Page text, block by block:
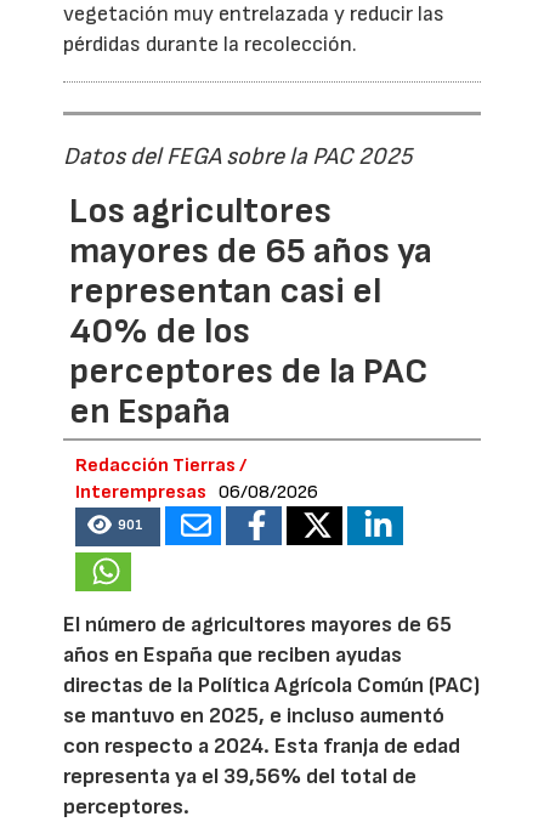
vegetación muy entrelazada y reducir las
pérdidas durante la recolección.
Datos del FEGA sobre la PAC 2025
Los agricultores
mayores de 65 años ya
representan casi el
40% de los
perceptores de la PAC
en España
Redacción Tierras /
Interempresas
06/08/2026
901
El número de agricultores mayores de 65
años en España que reciben ayudas
directas de la Política Agrícola Común (PAC)
se mantuvo en 2025, e incluso aumentó
con respecto a 2024. Esta franja de edad
representa ya el 39,56% del total de
perceptores.